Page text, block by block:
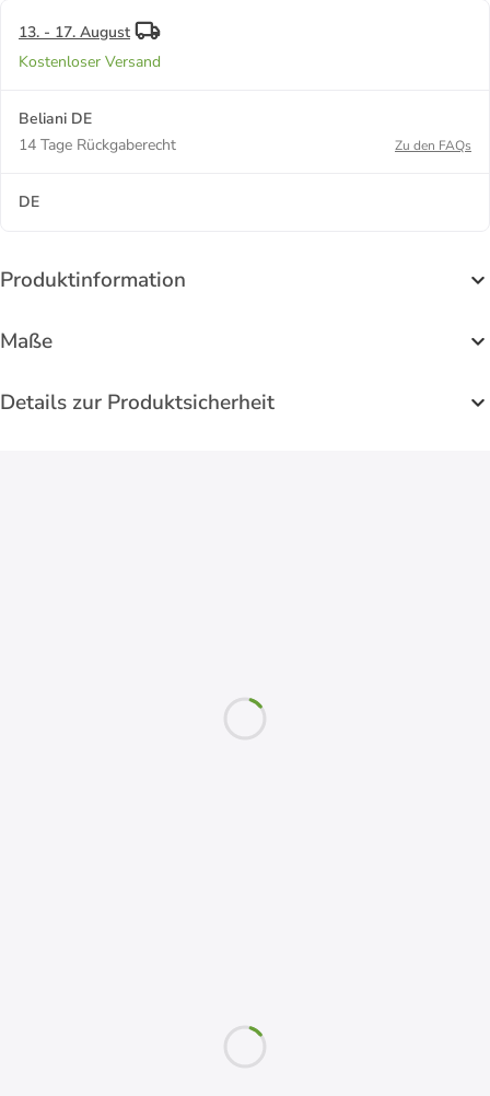
13. - 17. August
Kostenloser Versand
Beliani DE
14 Tage Rückgaberecht
Zu den FAQs
DE
Produktinformation
Maße
Details zur Produktsicherheit